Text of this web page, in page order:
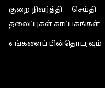
குறை நிவர்த்தி
செய்தி
தலைப்புகள் காப்பகங்கள்
எங்களைப் பின்தொடரவும்